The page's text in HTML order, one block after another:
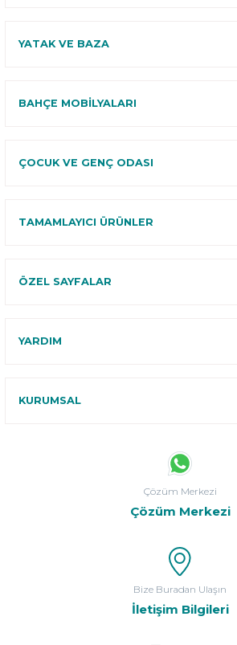
YATAK VE BAZA
BAHÇE MOBİLYALARI
ÇOCUK VE GENÇ ODASI
TAMAMLAYICI ÜRÜNLER
ÖZEL SAYFALAR
YARDIM
KURUMSAL
Çözüm Merkezi
Çözüm Merkezi
Bize Buradan Ulaşın
İletişim Bilgileri